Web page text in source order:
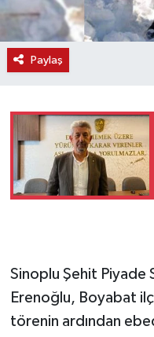
Paylaş
Sinoplu Şehit Piyade
Erenoğlu, Boyabat
törenin ardından